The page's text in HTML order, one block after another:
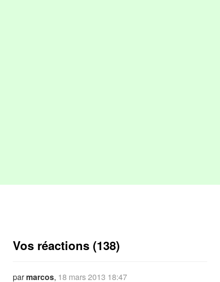
Vos réactions (138)
parmarcos, 18 mars 2013 18:47